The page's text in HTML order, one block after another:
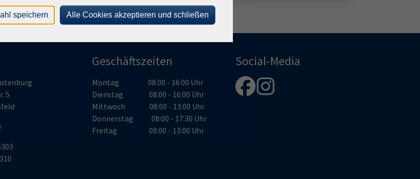
5
Geschäftszeiten
Montag 08:00 - 16:00 Uhr
Dienstag 08:00 - 16:00 Uhr
Mittwoch 08:00 - 13:00 Uhr
Donnerstag 08:00 - 17:30 Uhr
Freitag 08:00 - 13:00 Uhr
Social-Media
speichern Alle Cookies akzeptieren und schließen